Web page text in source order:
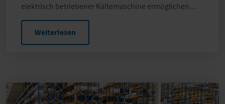
elektrisch betriebener Kältemaschine ermöglichen
einen…
Weiterlesen